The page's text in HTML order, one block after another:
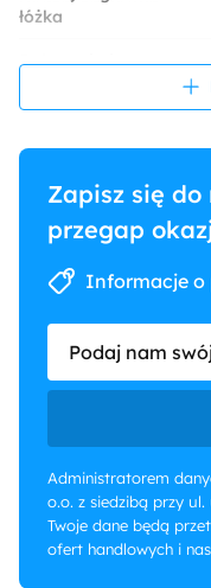
łóżka
Dekoracja i
Zapisz się
przegap
Informacje o
Podaj nam
Administratorem
o.o. z siedzibą przy ul.
Twoje dane będą
ofert handlowych i